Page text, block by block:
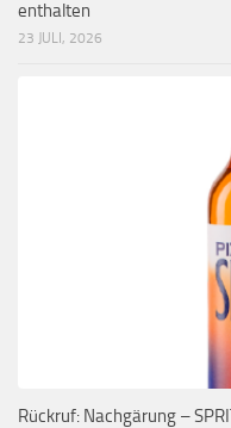
enthalten
23 JULI, 2026
Rückruf: Nachgärung –